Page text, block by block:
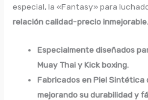
especial, la «Fantasy» para
relación calidad-precio inmejorable.
Especialmente diseñados
Muay Thai y Kick boxing.
Fabricados en Piel Sintética
mejorando su durabilidad y